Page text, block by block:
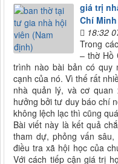
giá trị
Chí Minh
18:32
Trong
– thờ Hồ
trình nào bài bản có quy
cạnh của nó. Vì thế rất
nhà quản lý, và cơ quan
hưởng bởi tư duy báo chí
không lệch lạc thì cũng
Bài viết này là kết quả
tham dự, phỏng vấn
điều tra xã hội học của
Với cách tiếp cận giá trị